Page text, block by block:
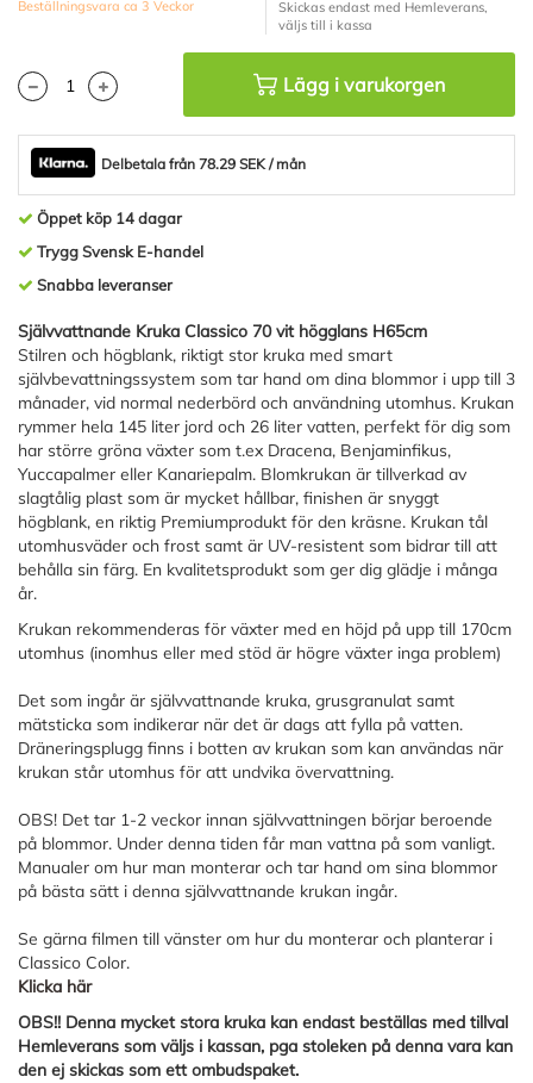
Beställningsvara ca 3 Veckor
Skickas endast med Hemleverans,
väljs till i kassa
Lägg i varukorgen
Delbetala från 78.29 SEK / mån
Öppet köp 14 dagar
Trygg Svensk E-handel
Snabba leveranser
Självvattnande Kruka Classico 70 vit högglans H65cm
Stilren och högblank, riktigt stor kruka med smart
självbevattningssystem som tar hand om dina blommor i upp till 3
månader, vid normal nederbörd och användning utomhus. Krukan
rymmer hela 145 liter jord och 26 liter vatten, perfekt för dig som
har större gröna växter som t.ex Dracena, Benjaminfikus,
Yuccapalmer eller Kanariepalm. Blomkrukan är tillverkad av
slagtålig plast som är mycket hållbar, finishen är snyggt
högblank, en riktig Premiumprodukt för den kräsne. Krukan tål
utomhusväder och frost samt är UV-resistent som bidrar till att
behålla sin färg. En kvalitetsprodukt som ger dig glädje i många
år.
Krukan rekommenderas för växter med en höjd på upp till 170cm
utomhus (inomhus eller med stöd är högre växter inga problem)
Det som ingår är självvattnande kruka, grusgranulat samt
mätsticka som indikerar när det är dags att fylla på vatten.
Dräneringsplugg finns i botten av krukan som kan användas när
krukan står utomhus för att undvika övervattning.
OBS! Det tar 1-2 veckor innan självvattningen börjar beroende
på blommor. Under denna tiden får man vattna på som vanligt.
Manualer om hur man monterar och tar hand om sina blommor
på bästa sätt i denna självvattnande krukan ingår.
Se gärna filmen till vänster om hur du monterar och planterar i
Classico Color.
Klicka här
OBS!! Denna mycket stora kruka kan endast beställas med tillval
Hemleverans som väljs i kassan, pga stoleken på denna vara kan
den ej skickas som ett ombudspaket.